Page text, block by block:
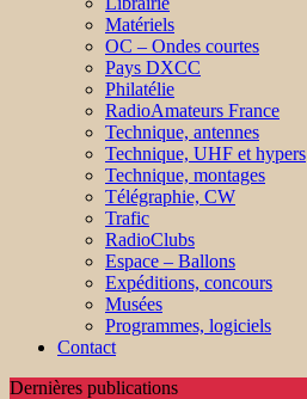
Matériels
OC – Ondes courtes
Pays DXCC
Philatélie
RadioAmateurs France
Technique, antennes
Technique, UHF et hypers
Technique, montages
Télégraphie, CW
Trafic
RadioClubs
Espace – Ballons
Expéditions, concours
Musées
Programmes, logiciels
Contact
Dernières publications